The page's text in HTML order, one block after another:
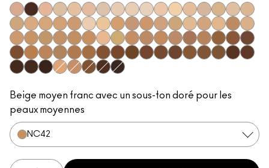
N12NW63
N11NC5N10N18NC10NW5NW10NC12N4 NC13NW13N4.5NC15N4.75NC16
NC17NC18NW15NC20NW18C4C40NC25NW20
NW22NC27NC30
N5 N6 C3.5NW25
N6.5
NC35NC37NC38NC40NC41NC42C4.5C45NC43.5
NC44NC44.5
NW30
NW33NW35NW40NW43
NW44
NW45
C8NC45NC45.5
NC46NC47NC50NW46NW47
Beige moyen franc avec un sous-ton doré pour les
peaux moyennes
NC42